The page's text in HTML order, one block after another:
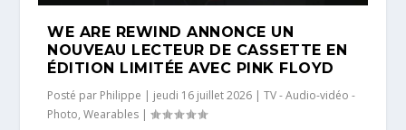
WE ARE REWIND ANNONCE UN
NOUVEAU LECTEUR DE CASSETTE EN
ÉDITION LIMITÉE AVEC PINK FLOYD
Posté par Philippe | jeudi 16 juillet 2026 |TV - Audio-vidéo -
Photo,Wearables |